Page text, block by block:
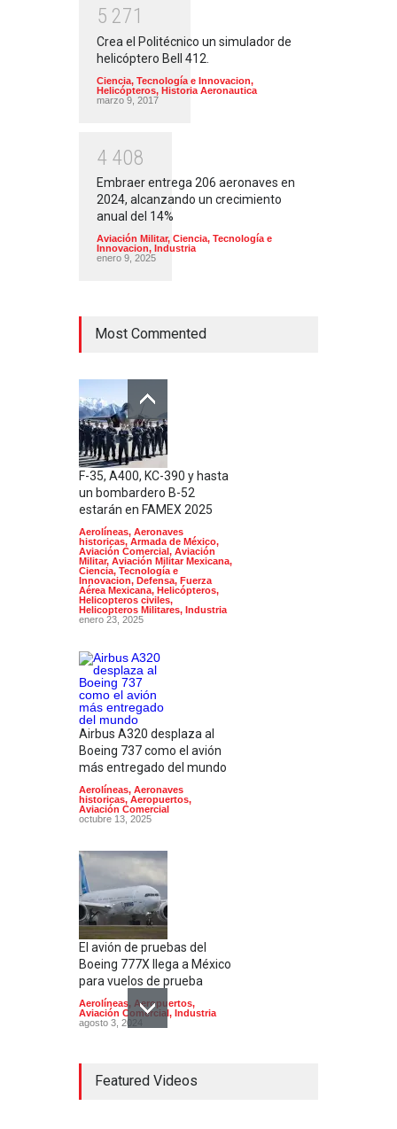
5 271
Crea el Politécnico un simulador de
helicóptero Bell 412.
Ciencia, Tecnología e Innovacion,
Helicópteros, Historia Aeronautica
marzo 9, 2017
4 408
Embraer entrega 206 aeronaves en
2024, alcanzando un crecimiento
anual del 14%
Aviación Militar, Ciencia, Tecnología e
Innovacion, Industria
enero 9, 2025
Most Commented
F-35, A400, KC-390 y hasta
un bombardero B-52
estarán en FAMEX 2025
Aerolíneas, Aeronaves
historicas, Armada de México,
Aviación Comercial , Aviación
Militar, Aviación Militar Mexicana,
Ciencia, Tecnología e
Innovacion, Defensa, Fuerza
Aérea Mexicana, Helicópteros,
Helicopteros civiles,
Helicopteros Militares, Industria
enero 23, 2025
Airbus A320 desplaza al
Boeing 737 como el avión
más entregado del mundo
Aerolíneas, Aeronaves
historicas, Aeropuertos,
Aviación Comercial
octubre 13, 2025
El avión de pruebas del
Boeing 777X llega a México
para vuelos de prueba
Aerolíneas, Aeropuertos,
Aviación Comercial , Industria
agosto 3, 2024
Featured Videos